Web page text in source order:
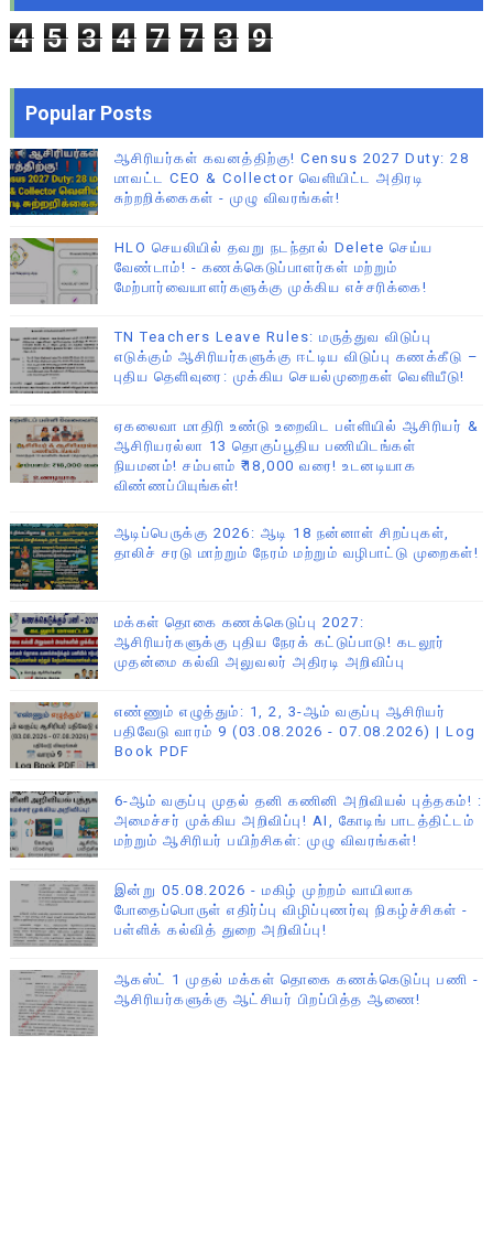
4 5 3 4 7 7 3 9
Popular Posts
ஆசிரியர்கள் கவனத்திற்கு! Census 2027 Duty: 28
மாவட்ட CEO & Collector வெளியிட்ட அதிரடி
சுற்றறிக்கைகள் - முழு விவரங்கள்!
HLO செயலியில் தவறு நடந்தால் Delete செய்ய
வேண்டாம்! - கணக்கெடுப்பாளர்கள் மற்றும்
மேற்பார்வையாளர்களுக்கு முக்கிய எச்சரிக்கை!
TN Teachers Leave Rules: மருத்துவ விடுப்பு
எடுக்கும் ஆசிரியர்களுக்கு ஈட்டிய விடுப்பு கணக்கீடு –
புதிய தெளிவுரை: முக்கிய செயல்முறைகள் வெளியீடு!
ஏகலைவா மாதிரி உண்டு உறைவிட பள்ளியில் ஆசிரியர் &
ஆசிரியரல்லா 13 தொகுப்பூதிய பணியிடங்கள்
நியமனம்! சம்பளம் ₹18,000 வரை! உடனடியாக
விண்ணப்பியுங்கள்!
ஆடிப்பெருக்கு 2026: ஆடி 18 நன்னாள் சிறப்புகள்,
தாலிச் சரடு மாற்றும் நேரம் மற்றும் வழிபாட்டு முறைகள்!
மக்கள் தொகை கணக்கெடுப்பு 2027:
ஆசிரியர்களுக்கு புதிய நேரக் கட்டுப்பாடு! கடலூர்
முதன்மை கல்வி அலுவலர் அதிரடி அறிவிப்பு
எண்ணும் எழுத்தும்: 1, 2, 3-ஆம் வகுப்பு ஆசிரியர்
பதிவேடு வாரம் 9 (03.08.2026 - 07.08.2026) | Log
Book PDF
6-ஆம் வகுப்பு முதல் தனி கணினி அறிவியல் புத்தகம்! :
அமைச்சர் முக்கிய அறிவிப்பு! AI, கோடிங் பாடத்திட்டம்
மற்றும் ஆசிரியர் பயிற்சிகள்: முழு விவரங்கள்!
இன்று 05.08.2026 - மகிழ் முற்றம் வாயிலாக
போதைப்பொருள் எதிர்ப்பு விழிப்புணர்வு நிகழ்ச்சிகள் -
பள்ளிக் கல்வித் துறை அறிவிப்பு!
ஆகஸ்ட் 1 முதல் மக்கள் தொகை கணக்கெடுப்பு பணி -
ஆசிரியர்களுக்கு ஆட்சியர் பிறப்பித்த ஆணை!